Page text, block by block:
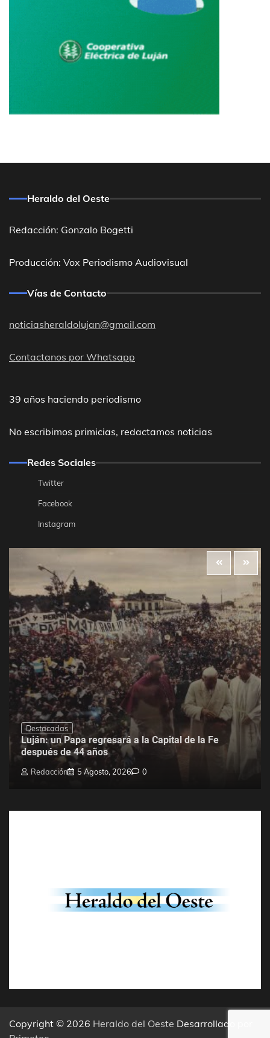
Heraldo del Oeste
Redacción: Gonzalo Bogetti
Producción: Vox Periodismo Audiovisual
Vías de Contacto
noticiasheraldolujan@gmail.com
Contactanos por Whatsapp
39 años haciendo periodismo
No escribimos primicias, redactamos noticias
Redes Sociales
Twitter
Facebook
Instagram
Destacadas
Luján: un Papa regresará a la Capital de la Fe
después de 44 años
Redacción 5 Agosto, 2026 0
Copyright © 2026 Heraldo del Oeste Desarrollado por